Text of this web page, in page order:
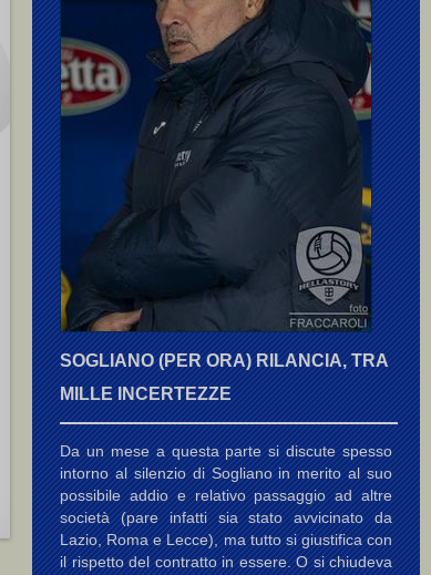
SOGLIANO (PER ORA) RILANCIA, TRA
MILLE INCERTEZZE
Da un mese a questa parte si discute spesso
intorno al silenzio di Sogliano in merito al suo
possibile addio e relativo passaggio ad altre
società (pare infatti sia stato avvicinato da
Lazio, Roma e Lecce), ma tutto si giustifica con
il rispetto del contratto in essere. O si chiudeva